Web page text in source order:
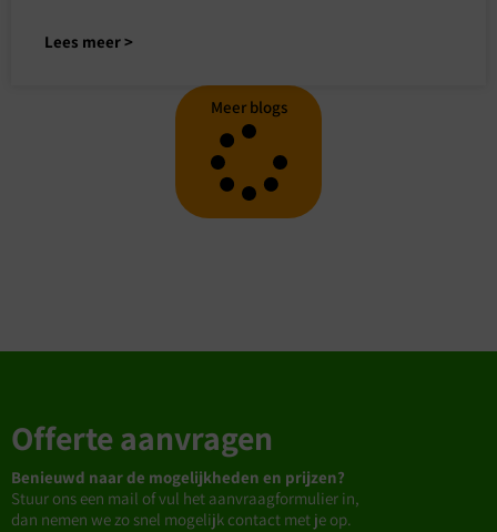
Lees meer >
Meer blogs
Offerte aanvragen
Benieuwd naar de mogelijkheden en prijzen?
Stuur ons een mail of vul het aanvraagformulier in,
dan nemen we zo snel mogelijk contact met je op.